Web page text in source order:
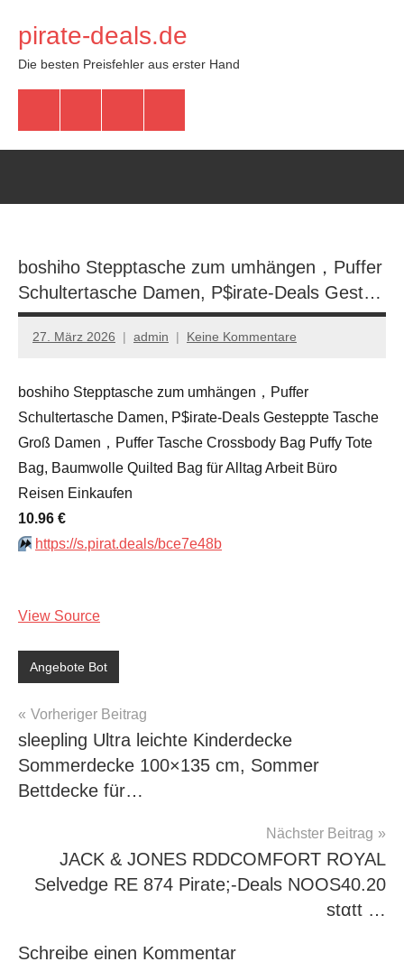
Inhalt
springen
pirate-deals.de
Die besten Preisfehler aus erster Hand
boshiho Stepptasche zum umhängen，Puffer
Schultertasche Damen, P$irate-Deals Gest…
27. März 2026 admin Keine Kommentare
boshiho Stepptasche zum umhängen，Puffer
Schultertasche Damen, P$irate-Deals Gesteppte Tasche
Groß Damen，Puffer Tasche Crossbody Bag Puffy Tote
Bag, Baumwolle Quilted Bag für Alltag Arbeit Büro
Reisen Einkaufen
10.96 €
⏩️ https://s.pirat.deals/bce7e48b
View Source
Angebote Bot
Beitragsnavigation
Vorheriger Beitrag
sleepling Ultra leichte Kinderdecke
Sommerdecke 100×135 cm, Sommer
Bettdecke für…
Nächster Beitrag
JACK & JONES RDDCOMFORT ROYAL
Selvedge RE 874 Pirate;-Deals NOOS40.20
stαtt …
Schreibe einen Kommentar